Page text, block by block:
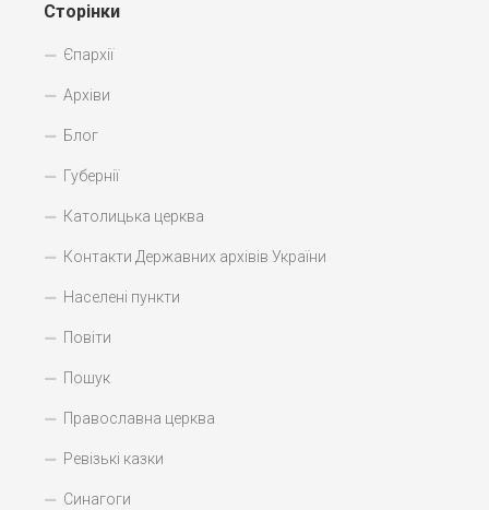
Сторінки
Єпархії
Архіви
Блог
Губернії
Католицька церква
Контакти Державних архівів України
Населені пункти
Повіти
Пошук
Православна церква
Ревізькі казки
Синагоги